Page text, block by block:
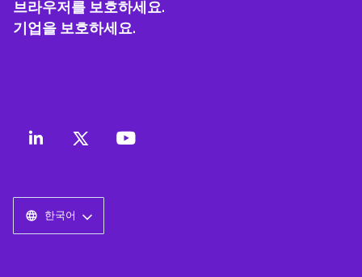
브라우저를 보호하세요.
기업을 보호하세요.
한국어